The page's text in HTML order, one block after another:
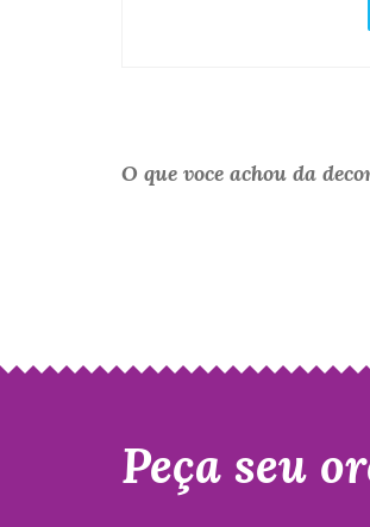
O que voce achou da
Peça seu